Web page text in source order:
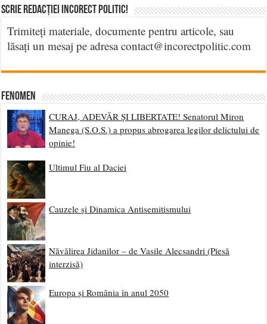
Scrie Redacției Incorect Politic!
Trimiteți materiale, documente pentru articole, sau
lăsați un mesaj pe adresa contact@incorectpolitic.com
Fenomen
CURAJ, ADEVĂR ȘI LIBERTATE! Senatorul Miron
Manega (S.O.S.) a propus abrogarea legilor delictului de
opinie!
Ultimul Fiu al Daciei
Cauzele și Dinamica Antisemitismului
Năvălirea Jidanilor – de Vasile Alecsandri (Piesă
interzisă)
Europa și România în anul 2050